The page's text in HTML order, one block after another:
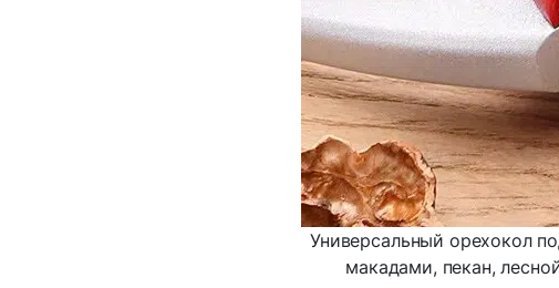
Универсальный орехокол
макадами, пекан,